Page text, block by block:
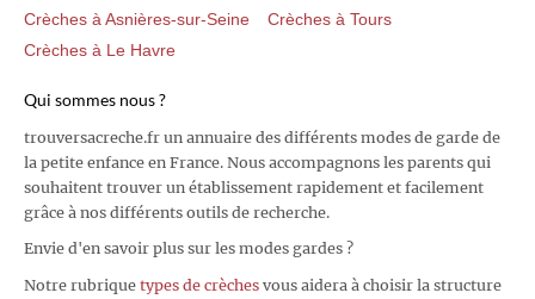
Crèches à Asnières-sur-Seine
Crèches à Tours
Crèches à Le Havre
Qui sommes nous ?
trouversacreche.fr un annuaire des différents modes de garde de
la petite enfance en France. Nous accompagnons les parents qui
souhaitent trouver un établissement rapidement et facilement
grâce à nos différents outils de recherche.
Envie d'en savoir plus sur les modes gardes ?
Notre rubrique types de crèches vous aidera à choisir la structure